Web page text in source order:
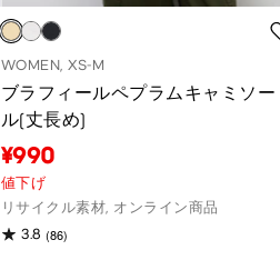
WOMEN, XS-M
ブラフィールペプラムキャミソー
ル(丈長め)
¥990
値下げ
リサイクル素材, オンライン商品
3.8 (86)